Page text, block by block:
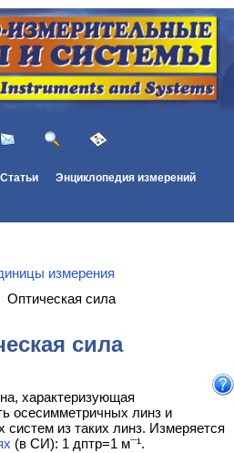
Статьи Энциклопедия измерений
измерения
Оптическая сила
сила
характеризующая
осесимметричных линз и
систем из таких линз. Измеряется
(в СИ): 1 дптр=1 м¯¹.